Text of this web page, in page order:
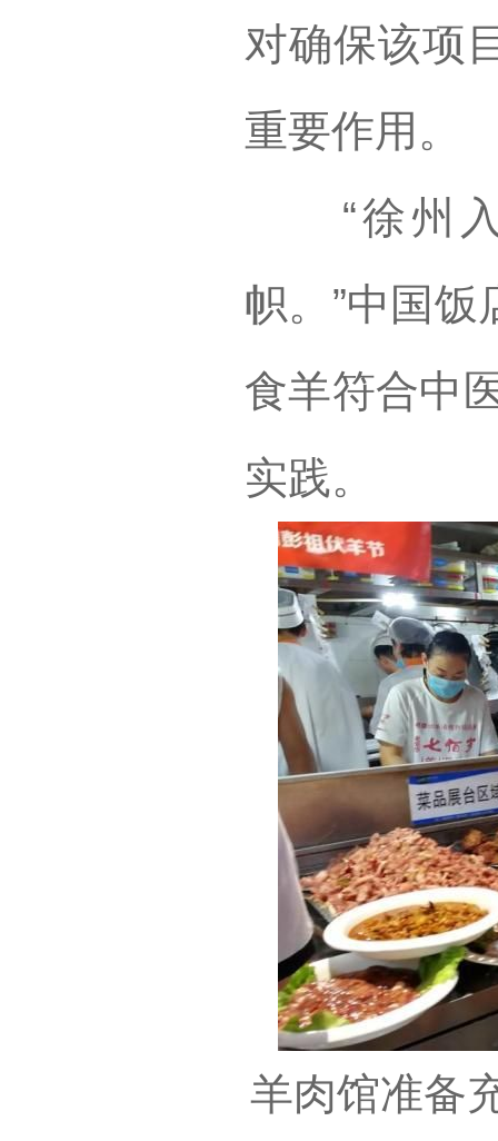
对确保该项
重要作用。
“徐州入
帜。”中国
食羊符合中
实践。
羊肉馆准备